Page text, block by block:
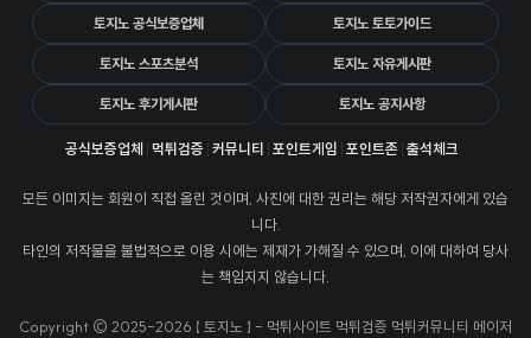
토지노 공식보증업체 토지노 토토가이드
토지노 스포츠분석 토지노 자유게시판
토지노 후기게시판 토지노 공지사항
공식보증업체 먹튀검증 커뮤니티 포인트게임 포인트존 출석체크
모든 이미지는 회원이 직접 올린 것이며, 사진에 대한 권리는 해당 저작권자에게 있습
니다.
타인의 저작물을 불법적으로 이용 시에는 제재가 가해질 수 있으며, 이에 대하여 당사
는 책임지지 않습니다.
Copyright © 2025-2026 【 토지노 】 - 먹튀사이트 먹튀검증 먹튀커뮤니티 메이저